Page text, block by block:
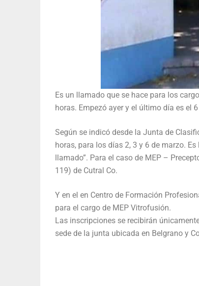
Es un llamado que se hace para los
horas. Empezó ayer y el último día es el
Según se indicó desde la Junta de
horas, para los días 2, 3 y 6 de marzo.
llamado”. Para el caso de MEP –
119) de Cutral Co.
Y en el en Centro de Formación
para el cargo de MEP Vitrofusión.
Las inscripciones se recibirán
sede de la junta ubicada en Belgrano y